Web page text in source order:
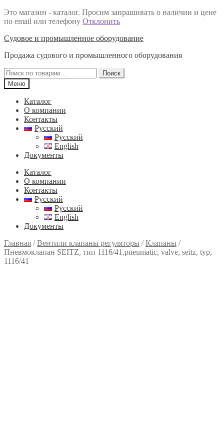
Это магазин - каталог. Просим запрашивать о наличии и цене
по email или телефону Отклонить
Перейти
навигации
Перейти
содержимому
Судовое и промышленное оборудование
Продажа судового и промышленного оборудования
Искать:
Поиск
Меню
Каталог
О компании
Контакты
Русский
Русский
English
Документы
Каталог
О компании
Контакты
Русский
Русский
English
Документы
Главная /Вентили клапаны регуляторы /Клапаны /
Пневмоклапан SEITZ, тип 1116/41,pneumatic, valve, seitz, typ,
1116/41